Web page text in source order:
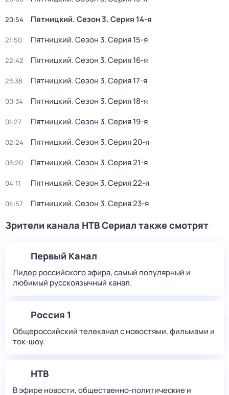
20:54 Пятницкий. Сезон 3. Серия 14-я
21:50 Пятницкий. Сезон 3. Серия 15-я
22:42 Пятницкий. Сезон 3. Серия 16-я
23:38 Пятницкий. Сезон 3. Серия 17-я
00:34 Пятницкий. Сезон 3. Серия 18-я
01:27 Пятницкий. Сезон 3. Серия 19-я
02:24 Пятницкий. Сезон 3. Серия 20-я
03:20 Пятницкий. Сезон 3. Серия 21-я
04:11 Пятницкий. Сезон 3. Серия 22-я
04:57 Пятницкий. Сезон 3. Серия 23-я
Зрители канала НТВ Сериал также смотрят
Первый Канал
Лидер российского эфира, самый популярный и
любимый русскоязычный канал.
Россия 1
Общероссийский телеканал с новостями, фильмами и
ток-шоу.
НТВ
В эфире новости, общественно-политические и